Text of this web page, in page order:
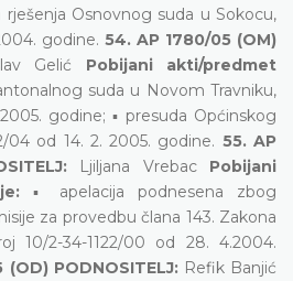
rješenja Osnovnog suda u Sokocu,
godine. 54. AP 1780/05 (OM)
Gelić Pobijani akti/predmet
suda u Novom Travniku,
godine; ▪ presuda Općinskog
04 od 14. 2. 2005. godine. 55. AP
Ljiljana Vrebac Pobijani
▪ apelacija podnesena zbog
za provedbu člana 143. Zakona
10/2-34-1122/00 od 28. 4.2004.
(OD) PODNOSITELJ: Refik Banjić